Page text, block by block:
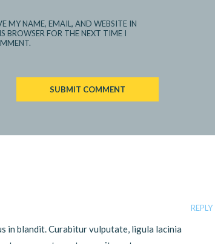
MY NAME, EMAIL, AND WEBSITE IN
BROWSER FOR THE NEXT TIME I
REPLY
in blandit. Curabitur vulputate, ligula lacinia